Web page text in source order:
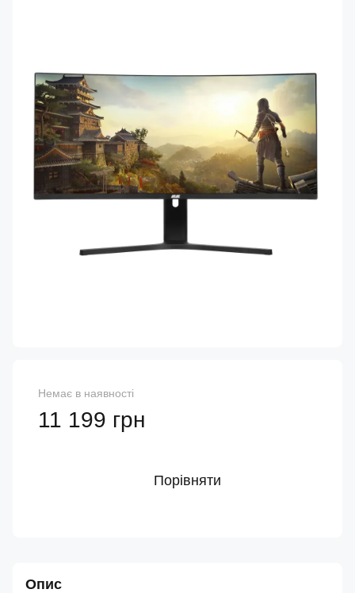
Немає в наявності
11 199 грн
Порівняти
Опис